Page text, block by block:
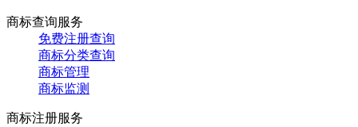
商标查询服务
免费注册查询
商标分类查询
商标管理
商标监测
商标注册服务